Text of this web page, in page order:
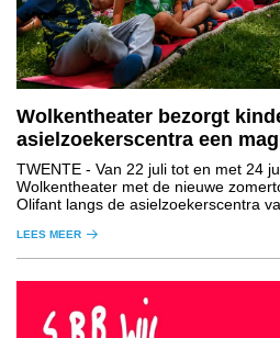
Wolkentheater bezorgt
asielzoekerscentra een
TWENTE - Van 22 juli tot en met 24
Wolkentheater met de nieuwe
Olifant langs de asielzoekerscentra
LEES MEER